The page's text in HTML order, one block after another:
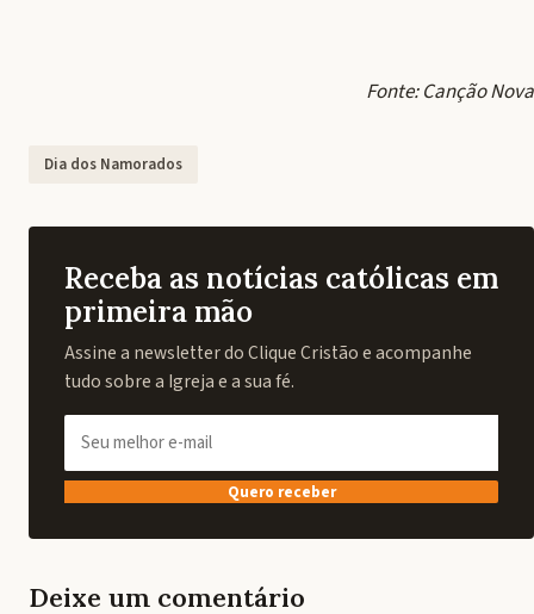
Fonte: Canção Nova
Dia dos Namorados
Receba as notícias católicas em
primeira mão
Assine a newsletter do Clique Cristão e acompanhe
tudo sobre a Igreja e a sua fé.
Quero receber
Deixe um comentário